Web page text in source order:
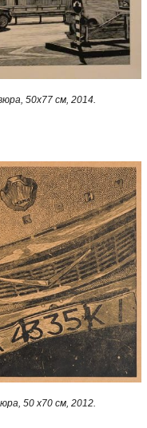
50x77 см, 2014.​
50 х70 см, 2012.​